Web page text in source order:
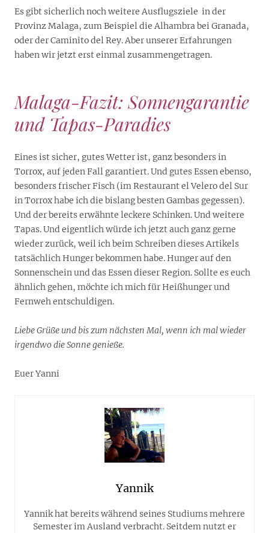
Es gibt sicherlich noch weitere Ausflugsziele in der
Provinz Malaga, zum Beispiel die Alhambra bei Granada,
oder der Caminito del Rey. Aber unserer Erfahrungen
haben wir jetzt erst einmal zusammengetragen.
Malaga-Fazit: Sonnengarantie
und Tapas-Paradies
Eines ist sicher, gutes Wetter ist, ganz besonders in
Torrox, auf jeden Fall garantiert. Und gutes Essen ebenso,
besonders frischer Fisch (im Restaurant el Velero del Sur
in Torrox habe ich die bislang besten Gambas gegessen).
Und der bereits erwähnte leckere Schinken. Und weitere
Tapas. Und eigentlich würde ich jetzt auch ganz gerne
wieder zurück, weil ich beim Schreiben dieses Artikels
tatsächlich Hunger bekommen habe. Hunger auf den
Sonnenschein und das Essen dieser Region. Sollte es euch
ähnlich gehen, möchte ich mich für Heißhunger und
Fernweh entschuldigen.
Liebe Grüße und bis zum nächsten Mal, wenn ich mal wieder
irgendwo die Sonne genieße.
Euer Yanni
Yannik
Yannik hat bereits während seines Studiums mehrere
Semester im Ausland verbracht. Seitdem nutzt er